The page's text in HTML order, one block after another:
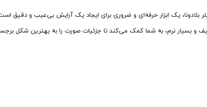
بلادونا، یک ابزار حرفه‌ای و ضروری برای ایجاد یک آرایش بی‌عیب و دقیق
و بسیار نرم، به شما کمک می‌کند تا جزئیات صورت را به بهترین شکل